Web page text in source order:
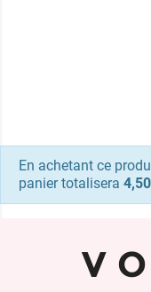
En achetant ce
panier totalisera